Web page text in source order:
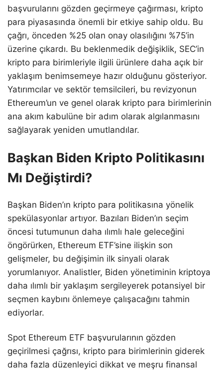
başvurularını gözden geçirmeye çağırması, kripto
para piyasasında önemli bir etkiye sahip oldu. Bu
çağrı, önceden %25 olan onay olasılığını %75’in
üzerine çıkardı. Bu beklenmedik değişiklik, SEC’in
kripto para birimleriyle ilgili ürünlere daha açık bir
yaklaşım benimsemeye hazır olduğunu gösteriyor.
Yatırımcılar ve sektör temsilcileri, bu revizyonun
Ethereum’un ve genel olarak kripto para birimlerinin
ana akım kabulüne bir adım olarak algılanmasını
sağlayarak yeniden umutlandılar.
Başkan Biden Kripto Politikasını
Mı Değiştirdi?
Başkan Biden’ın kripto para politikasına yönelik
spekülasyonlar artıyor. Bazıları Biden’ın seçim
öncesi tutumunun daha ılımlı hale geleceğini
öngörürken, Ethereum ETF’sine ilişkin son
gelişmeler, bu değişimin ilk sinyali olarak
yorumlanıyor. Analistler, Biden yönetiminin kriptoya
daha ılımlı bir yaklaşım sergileyerek potansiyel bir
seçmen kaybını önlemeye çalışacağını tahmin
ediyorlar.
Spot Ethereum ETF başvurularının gözden
geçirilmesi çağrısı, kripto para birimlerinin giderek
daha fazla düzenleyici dikkat ve meşru finansal